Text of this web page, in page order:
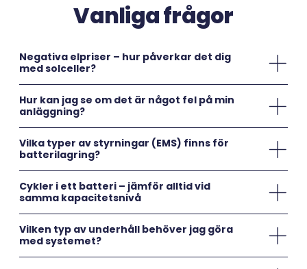
Vanliga frågor
Negativa elpriser – hur påverkar det dig
med solceller?
Hur kan jag se om det är något fel på min
anläggning?
Vilka typer av styrningar (EMS) finns för
batterilagring?
Cykler i ett batteri – jämför alltid vid
samma kapacitetsnivå
Vilken typ av underhåll behöver jag göra
med systemet?